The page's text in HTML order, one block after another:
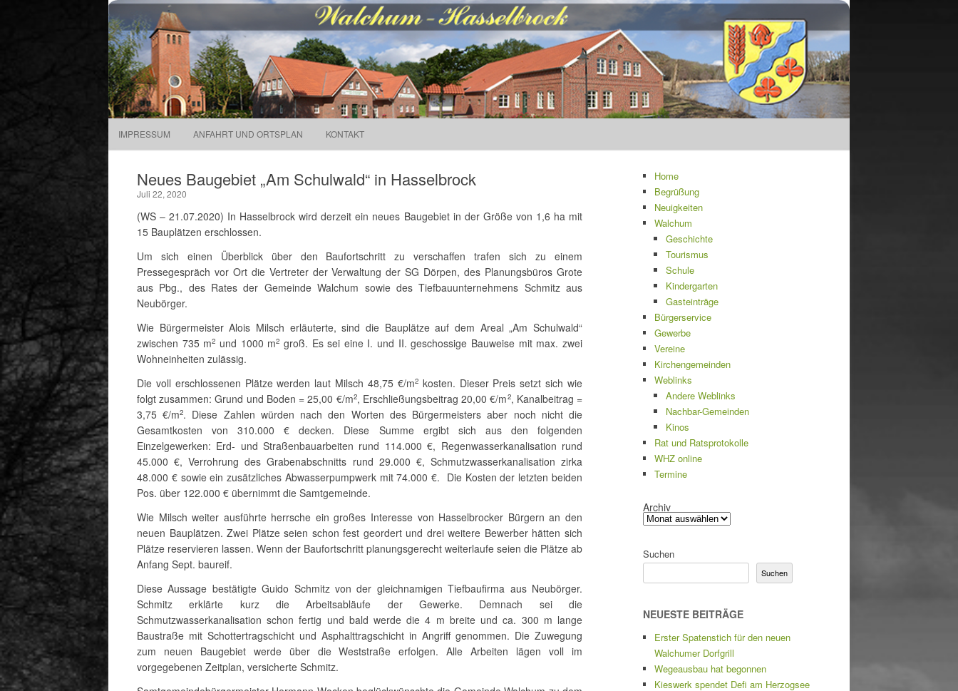
Gemeinde Walchum Gemeinde Walchum
Suchen
nach:
IMPRESSUM ANFAHRT UND ORTSPLAN KONTAKT
Neues Baugebiet „Am Schulwald“ in Hasselbrock
Juli 22, 2020
(WS – 21.07.2020) In Hasselbrock wird derzeit ein neues Baugebiet in der Größe von 1,6 ha mit
15 Bauplätzen erschlossen.
Um sich einen Überblick über den Baufortschritt zu verschaffen trafen sich zu einem
Pressegespräch vor Ort die Vertreter der Verwaltung der SG Dörpen, des Planungsbüros Grote
aus Pbg., des Rates der Gemeinde Walchum sowie des Tiefbauunternehmens Schmitz aus
Neubörger.
Wie Bürgermeister Alois Milsch erläuterte, sind die Bauplätze auf dem Areal „Am Schulwald“
zwischen 735 m2 und 1000 m2 groß. Es sei eine I. und II. geschossige Bauweise mit max. zwei
Wohneinheiten zulässig.
Die voll erschlossenen Plätze werden laut Milsch 48,75 €/m2kosten. Dieser Preis setzt sich wie
folgt zusammen: Grund und Boden = 25,00 €/m2, Erschließungsbeitrag 20,00 €/m2, Kanalbeitrag =
3,75 €/m2. Diese Zahlen würden nach den Worten des Bürgermeisters aber noch nicht die
Gesamtkosten von 310.000 € decken. Diese Summe ergibt sich aus den folgenden
Einzelgewerken: Erd- und Straßenbauarbeiten rund 114.000 €, Regenwasserkanalisation rund
45.000 €, Verrohrung des Grabenabschnitts rund 29.000 €, Schmutzwasserkanalisation zirka
48.000 € sowie ein zusätzliches Abwasserpumpwerk mit 74.000 €. Die Kosten der letzten beiden
Pos. über 122.000 € übernimmt die Samtgemeinde.
Wie Milsch weiter ausführte herrsche ein großes Interesse von Hasselbrocker Bürgern an den
neuen Bauplätzen. Zwei Plätze seien schon fest geordert und drei weitere Bewerber hätten sich
Plätze reservieren lassen. Wenn der Baufortschritt planungsgerecht weiterlaufe seien die Plätze ab
Anfang Sept. baureif.
Diese Aussage bestätigte Guido Schmitz von der gleichnamigen Tiefbaufirma aus Neubörger.
Schmitz erklärte kurz die Arbeitsabläufe der Gewerke. Demnach sei die
Schmutzwasserkanalisation schon fertig und bald werde die 4 m breite und ca. 300 m lange
Baustraße mit Schottertragschicht und Asphalttragschicht in Angriff genommen. Die Zuwegung
zum neuen Baugebiet werde über die Weststraße erfolgen. Alle Arbeiten lägen voll im
vorgegebenen Zeitplan, versicherte Schmitz.
Home
Begrüßung
Neuigkeiten
Walchum
Geschichte
Tourismus
Schule
Kindergarten
Gasteinträge
Bürgerservice
Gewerbe
Vereine
Kirchengemeinden
Weblinks
Andere Weblinks
Nachbar-Gemeinden
Kinos
Rat und Ratsprotokolle
WHZ online
Termine
Archiv
Suchen
Suchen
NEUESTE BEITRÄGE
Erster Spatenstich für den neuen
Walchumer Dorfgrill
Wegeausbau hat begonnen
Kieswerk spendet Defi am Herzogsee